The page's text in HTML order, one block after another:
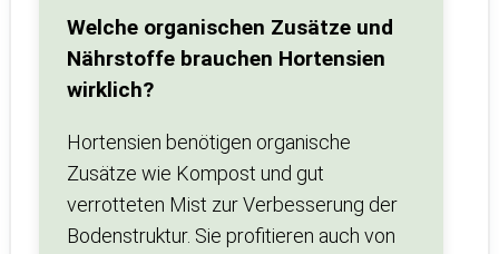
Welche organischen Zusätze und
Nährstoffe brauchen Hortensien
wirklich?
Hortensien benötigen organische
Zusätze wie Kompost und gut
verrotteten Mist zur Verbesserung der
Bodenstruktur. Sie profitieren auch von